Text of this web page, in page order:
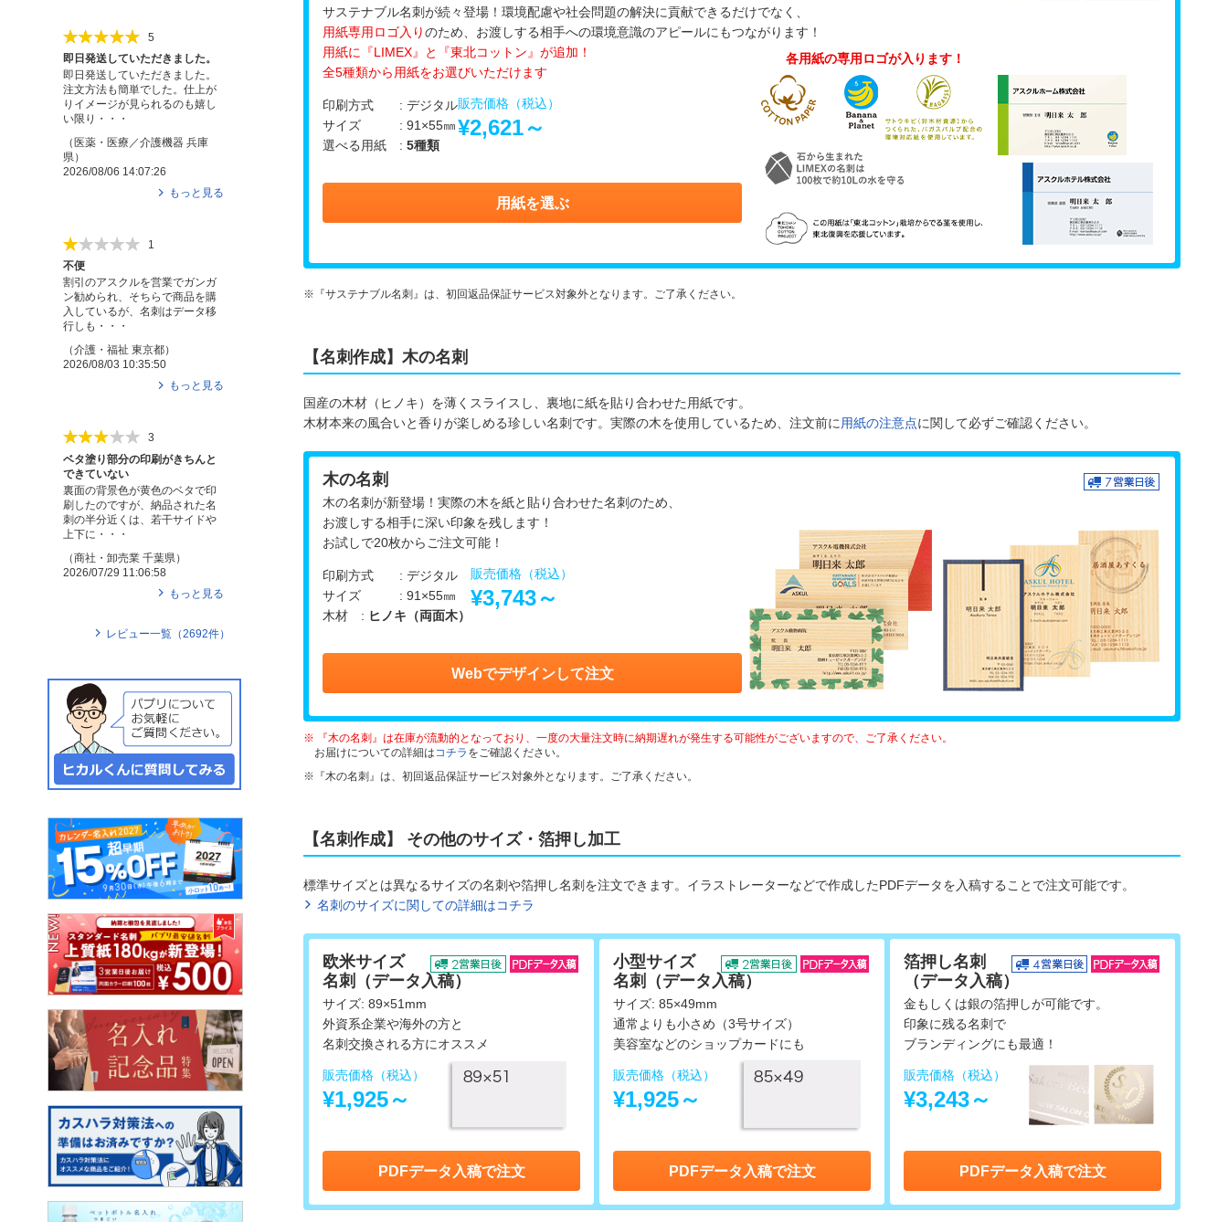
各用紙の専用ロゴが入ります！
サステナブル名刺が続々登場！環境配慮や社会問題の解決に貢献できるだけでなく、
用紙専用ロゴ入りのため、お渡しする相手への環境意識のアピールにもつながります！
用紙に『LIMEX』と『東北コットン』が追加！
全5種類から用紙をお選びいただけます
印刷方式 : デジタル
サイズ : 91×55㎜
選べる用紙 : 5種類
販売価格（税込）
¥2,621～
用紙を選ぶ
『サステナブル名刺』は、初回返品保証サービス対象外となります。ご了承ください。
【名刺作成】木の名刺
国産の木材（ヒノキ）を薄くスライスし、裏地に紙を貼り合わせた用紙です。
木材本来の風合いと香りが楽しめる珍しい名刺です。実際の木を使用しているため、注文前に 用紙の注意点に関して必ずご確認ください。
木の名刺
木の名刺が新登場！実際の木を紙と貼り合わせた名刺のため、
お渡しする相手に深い印象を残します！
お試しで20枚からご注文可能！
印刷方式 : デジタル
サイズ : 91×55㎜
木材 : ヒノキ（両面木）
販売価格（税込）
¥3,743～
Webでデザインして注文
『木の名刺』は在庫が流動的となっており、一度の大量注文時に納期遅れが発生する可能性がございますので、ご了承ください。
お届けについての詳細はコチラ をご確認ください。
『木の名刺』は、初回返品保証サービス対象外となります。ご了承ください。
【名刺作成】 その他のサイズ・箔押し加工
標準サイズとは異なるサイズの名刺や箔押し名刺を注文できます。イラストレーターなどで作成したPDFデータを入稿することで注文可能です。
名刺のサイズに関しての詳細はコチラ
欧米サイズ
名刺（データ入稿）
サイズ: 89×51mm
外資系企業や海外の方と
名刺交換される方にオススメ
販売価格（税込）
¥1,925～
PDFデータ入稿で注文
小型サイズ
名刺（データ入稿）
サイズ: 85×49mm
通常よりも小さめ（3号サイズ）
美容室などのショップカードにも
販売価格（税込）
¥1,925～
PDFデータ入稿で注文
箔押し名刺
（データ入稿）
金もしくは銀の箔押しが可能です。
印象に残る名刺で
ブランディングにも最適！
販売価格（税込）
¥3,243～
PDFデータ入稿で注文
5
即日発送していただきました。
即日発送していただきました。
注文方法も簡単でした。仕上が
りイメージが見られるのも嬉し
い限り・・・
（医薬・医療／介護機器 兵庫
県 ）
2026/08/06 14:07:26
もっと見る
1
不便
割引のアスクルを営業でガンガ
ン勧められ、そちらで商品を購
入しているが、名刺はデータ移
行しも・・・
（介護・福祉 東京都）
2026/08/03 10:35:50
もっと見る
3
ベタ塗り部分の印刷がきちんと
できていない
裏面の背景色が黄色のベタで印
刷したのですが、納品された名
刺の半分近くは、若干サイドや
上下に・・・
（商社・卸売業 千葉県 ）
2026/07/29 11:06:58
もっと見る
レビュー一覧（2692件）